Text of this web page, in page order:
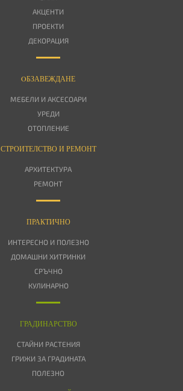
АКЦЕНТИ
ПРОЕКТИ
ДЕКОРАЦИЯ
OБЗАВЕЖДАНЕ
МЕБЕЛИ И АКСЕСОАРИ
УРЕДИ
ОТОПЛЕНИЕ
СТРОИТЕЛСТВО И РЕМОНТ
АРХИТЕКТУРА
РЕМОНТ
ПРАКТИЧНО
ИНТЕРЕСНО И ПОЛЕЗНО
ДОМАШНИ ХИТРИНКИ
СРЪЧНО
КУЛИНАРНО
ГРАДИНАРСТВО
СТАЙНИ РАСТЕНИЯ
ГРИЖИ ЗА ГРАДИНАТА
ПОЛЕЗНО